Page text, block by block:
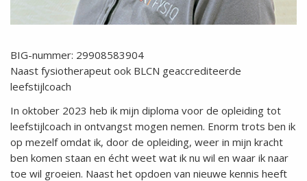
BIG-nummer: 29908583904
Naast fysiotherapeut ook BLCN geaccrediteerde
leefstijlcoach
In oktober 2023 heb ik mijn diploma voor de opleiding tot
leefstijlcoach in ontvangst mogen nemen. Enorm trots ben ik
op mezelf omdat ik, door de opleiding, weer in mijn kracht
ben komen staan en écht weet wat ik nu wil en waar ik naar
toe wil groeien. Naast het opdoen van nieuwe kennis heeft